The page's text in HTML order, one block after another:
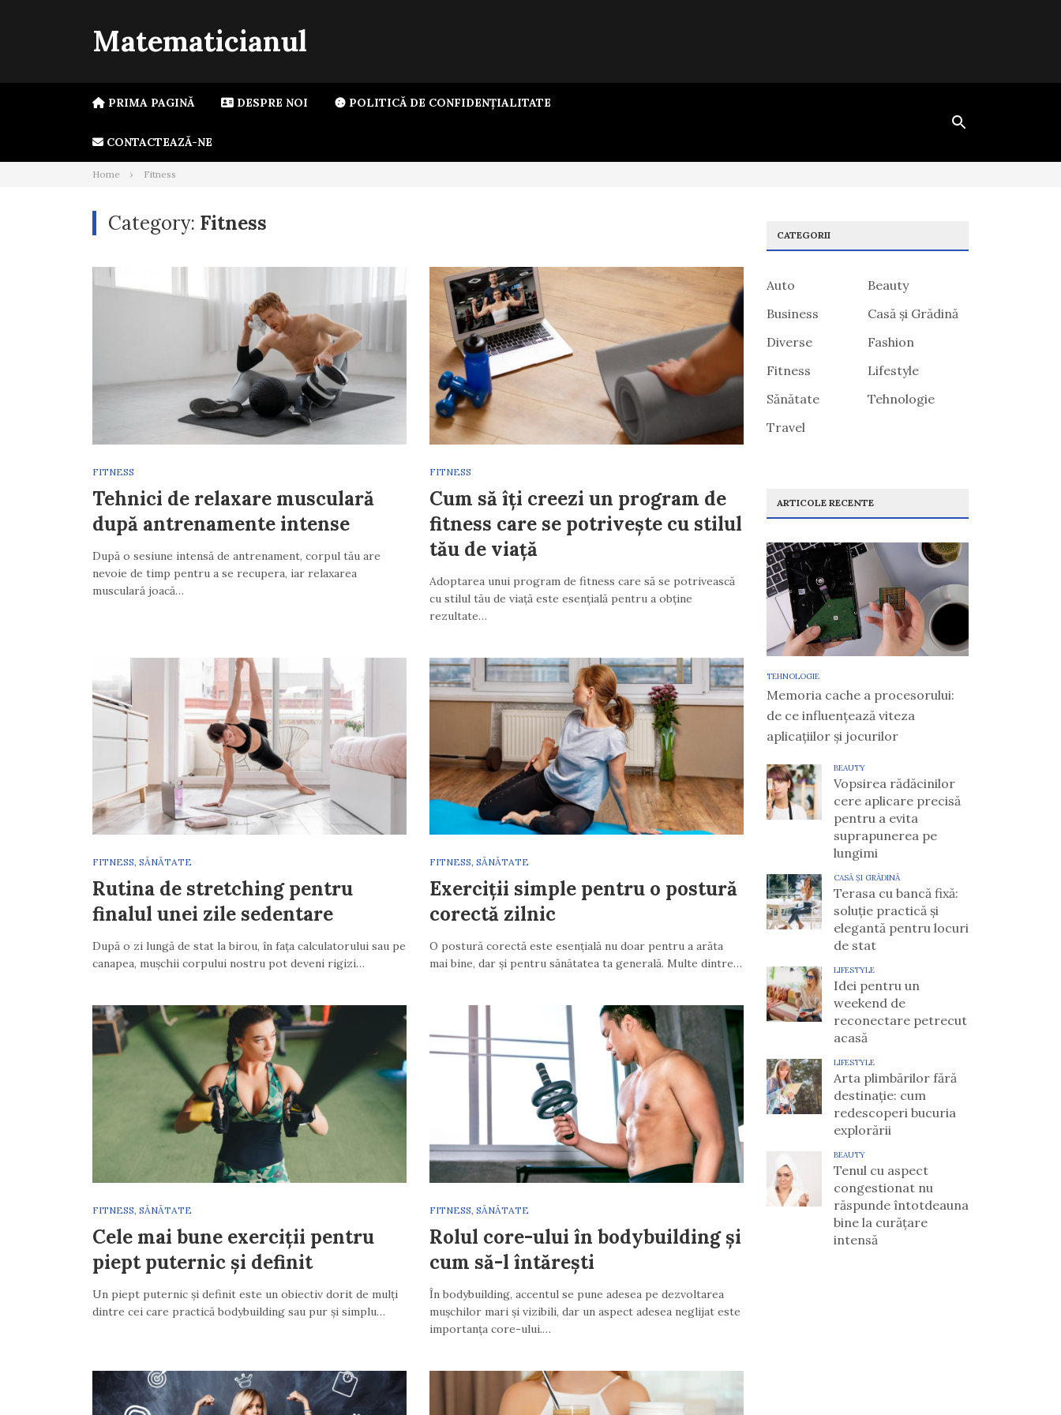
Matematicianul
PRIMA PAGINĂ DESPRE NOI POLITICĂ DE CONFIDENȚIALITATE
CONTACTEAZĂ-NE
Home Fitness
Category: Fitness
FITNESS
Tehnici de relaxare musculară
după antrenamente intense
După o sesiune intensă de antrenament, corpul tău are
nevoie de timp pentru a se recupera, iar relaxarea
musculară joacă…
FITNESS
Cum să îți creezi un program de
fitness care se potrivește cu stilul
tău de viață
Adoptarea unui program de fitness care să se potrivească
cu stilul tău de viață este esențială pentru a obține
rezultate…
FITNESS, SĂNĂTATE
Rutina de stretching pentru
finalul unei zile sedentare
După o zi lungă de stat la birou, în fața calculatorului sau pe
canapea, mușchii corpului nostru pot deveni rigizi…
FITNESS, SĂNĂTATE
Exerciții simple pentru o postură
corectă zilnic
O postură corectă este esențială nu doar pentru a arăta
mai bine, dar și pentru sănătatea ta generală. Multe dintre…
FITNESS, SĂNĂTATE
Cele mai bune exerciții pentru
piept puternic și definit
Un piept puternic și definit este un obiectiv dorit de mulți
dintre cei care practică bodybuilding sau pur și simplu…
FITNESS, SĂNĂTATE
Rolul core-ului în bodybuilding și
cum să-l întărești
În bodybuilding, accentul se pune adesea pe dezvoltarea
mușchilor mari și vizibili, dar un aspect adesea neglijat este
importanța core-ului.…
CATEGORII
Auto
Beauty
Business
Casă și Grădină
Diverse
Fashion
Fitness
Lifestyle
Sănătate
Tehnologie
Travel
ARTICOLE RECENTE
TEHNOLOGIE
Memoria cache a procesorului:
de ce influențează viteza
aplicațiilor și jocurilor
BEAUTY
Vopsirea rădăcinilor
cere aplicare precisă
pentru a evita
suprapunerea pe
lungimi
CASĂ ȘI GRĂDINĂ
Terasa cu bancă fixă:
soluție practică și
elegantă pentru locuri
de stat
LIFESTYLE
Idei pentru un
weekend de
reconectare petrecut
acasă
LIFESTYLE
Arta plimbărilor fără
destinație: cum
redescoperi bucuria
explorării
BEAUTY
Tenul cu aspect
congestionat nu
răspunde întotdeauna
bine la curățare
intensă